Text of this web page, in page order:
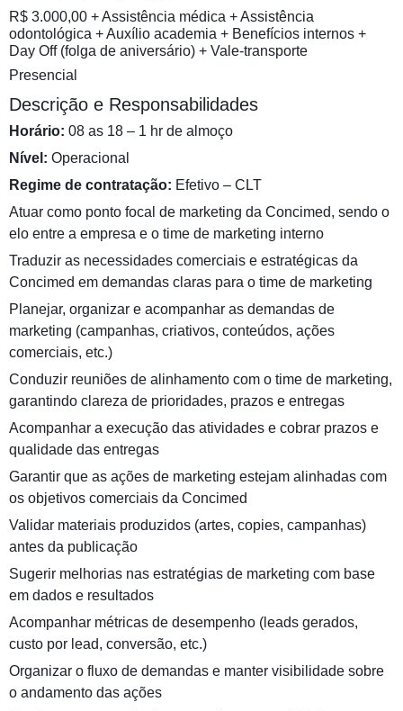
R$ 3.000,00 + Assistência médica + Assistência
odontológica + Auxílio academia + Benefícios internos +
Day Off (folga de aniversário) + Vale-transporte
Presencial
Descrição e Responsabilidades
Horário: 08 as 18 – 1 hr de almoço
Nível: Operacional
Regime de contratação: Efetivo – CLT
Atuar como ponto focal de marketing da Concimed, sendo o
elo entre a empresa e o time de marketing interno
Traduzir as necessidades comerciais e estratégicas da
Concimed em demandas claras para o time de marketing
Planejar, organizar e acompanhar as demandas de
marketing (campanhas, criativos, conteúdos, ações
comerciais, etc.)
Conduzir reuniões de alinhamento com o time de marketing,
garantindo clareza de prioridades, prazos e entregas
Acompanhar a execução das atividades e cobrar prazos e
qualidade das entregas
Garantir que as ações de marketing estejam alinhadas com
os objetivos comerciais da Concimed
Validar materiais produzidos (artes, copies, campanhas)
antes da publicação
Sugerir melhorias nas estratégias de marketing com base
em dados e resultados
Acompanhar métricas de desempenho (leads gerados,
custo por lead, conversão, etc.)
Organizar o fluxo de demandas e manter visibilidade sobre
o andamento das ações